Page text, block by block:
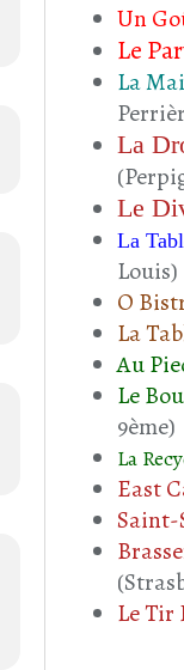
Un
Le
La
La
Le
La
Louis)
O
La
Au
Le
9ème)
La
East
Saint-
Le Tir